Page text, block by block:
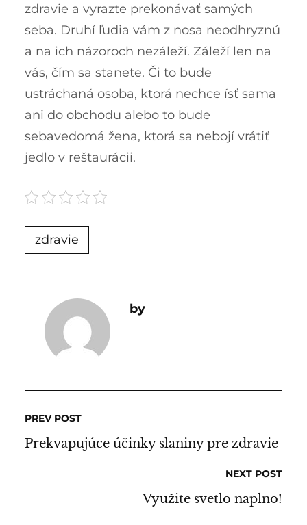
zdravie a vyrazte prekonávať samých
seba. Druhí ľudia vám z nosa neodhryznú
a na ich názoroch nezáleží. Záleží len na
vás, čím sa stanete. Či to bude
ustráchaná osoba, ktorá nechce ísť sama
ani do obchodu alebo to bude
sebavedomá žena, ktorá sa nebojí vrátiť
jedlo v reštaurácii.
zdravie
PREV POST
Prekvapujúce účinky slaniny pre zdravie
NEXT POST
Využite svetlo naplno!